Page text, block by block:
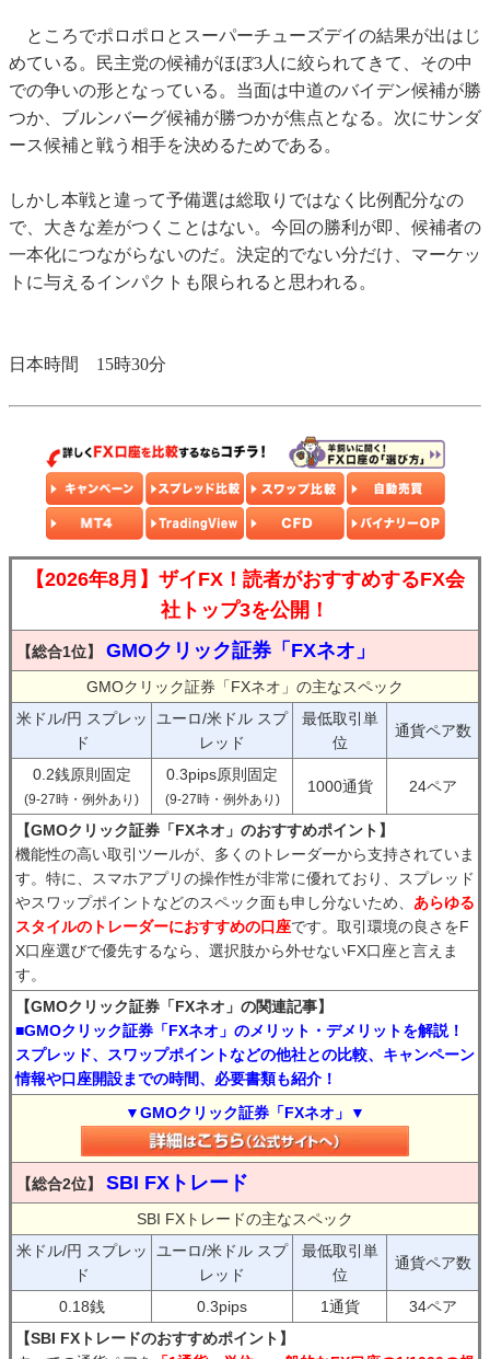
ところでポロポロとスーパーチューズデイの結果が出はじ
めている。民主党の候補がほぼ3人に絞られてきて、その中
での争いの形となっている。当面は中道のバイデン候補が勝
つか、ブルンバーグ候補が勝つかが焦点となる。次にサンダ
ース候補と戦う相手を決めるためである。
しかし本戦と違って予備選は総取りではなく比例配分なの
で、大きな差がつくことはない。今回の勝利が即、候補者の
一本化につながらないのだ。決定的でない分だけ、マーケッ
トに与えるインパクトも限られると思われる。
日本時間 15時30分
【2026年8月】ザイFX！読者がおすすめするFX会
社トップ3を公開！
【総合1位】 GMOクリック証券「FXネオ」
GMOクリック証券「FXネオ」の主なスペック
米ドル/円 スプレッ
ド
ユーロ/米ドル スプ
レッド
最低取引単
位
通貨ペア数
0.2銭原則固定
(9-27時・例外あり)
0.3pips原則固定
(9-27時・例外あり)
1000通貨 24ペア
【GMOクリック証券「FXネオ」のおすすめポイント】
機能性の高い取引ツールが、多くのトレーダーから支持されていま
す。特に、スマホアプリの操作性が非常に優れており、スプレッド
やスワップポイントなどのスペック面も申し分ないため、 あらゆる
スタイルのトレーダーにおすすめの口座です。取引環境の良さをF
X口座選びで優先するなら、選択肢から外せないFX口座と言えま
す。
【GMOクリック証券「FXネオ」の関連記事】
■GMOクリック証券「FXネオ」のメリット・デメリットを解説！
スプレッド、スワップポイントなどの他社との比較、キャンペーン
情報や口座開設までの時間、必要書類も紹介！
▼GMOクリック証券「FXネオ」▼
【総合2位】 SBI FXトレード
SBI FXトレードの主なスペック
米ドル/円 スプレッ
ド
ユーロ/米ドル スプ
レッド
最低取引単
位
通貨ペア数
0.18銭 0.3pips 1通貨
34ペア
【SBI FXトレードのおすすめポイント】